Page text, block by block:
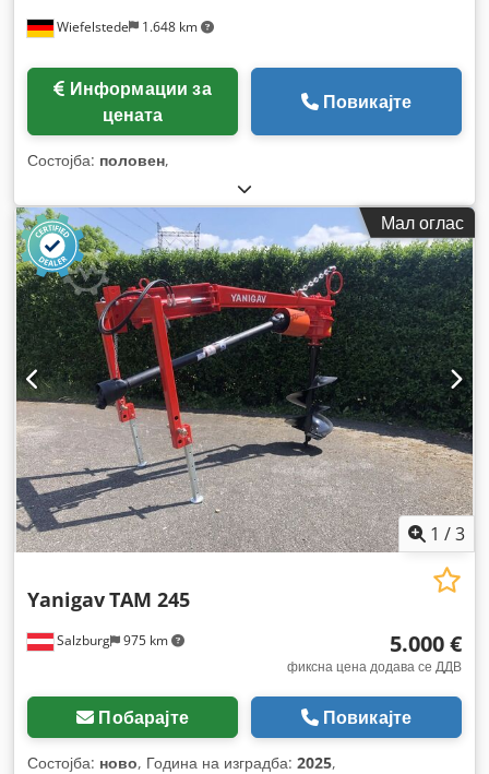
Wiefelstede 1.648 km
цената
Повикајте
Состојба: половен,
Мал оглас
1 /3
Salzburg 975 km
YanigavTAM 245
5.000 €
фиксна цена додава се ДДВ
Побарајте Повикајте
Состојба: ново, Година на изградба: 2025,